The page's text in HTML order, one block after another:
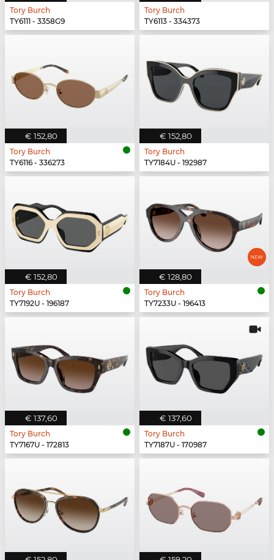
Tory Burch
TY6111 - 3358G9
Tory Burch
TY6113 - 334373
€ 152,80
Tory Burch
TY6116 - 336273
€ 152,80
Tory Burch
TY7184U - 192987
€ 152,80
Tory Burch
TY7192U - 196187
€ 128,80
Tory Burch
TY7233U - 196413
€ 137,60
Tory Burch
TY7167U - 172813
€ 137,60
Tory Burch
TY7187U - 170987